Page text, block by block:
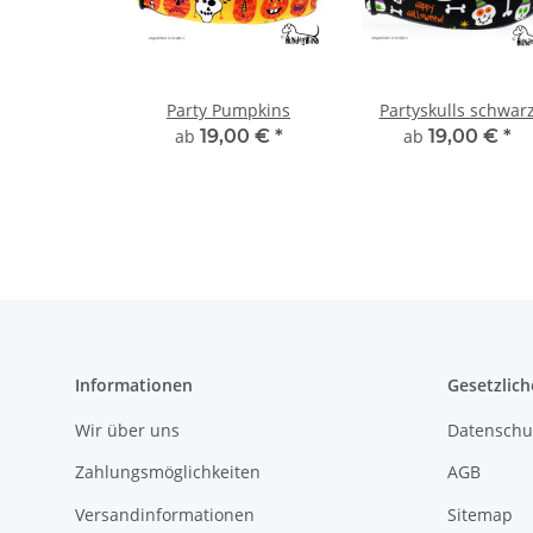
Party Pumpkins
ab 19,00 € *
Partyskulls
ab 19,00 € *
Informationen
Wir über uns
Zahlungsmöglichkeiten
Versandinformationen
AGB
Sitemap